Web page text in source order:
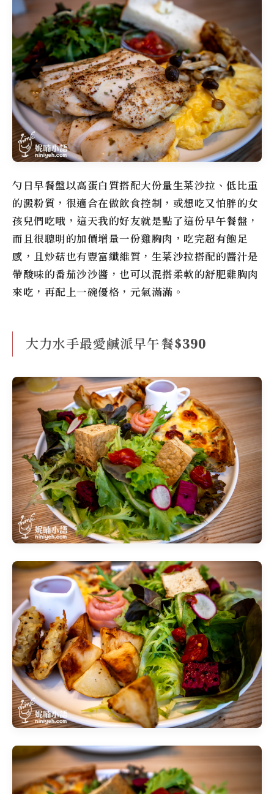
勺日早餐盤以高蛋白質搭配大份量生菜沙拉、低比重
的澱粉質，很適合在做飲食控制，或想吃又怕胖的女
孩兒們吃哦，這天我的好友就是點了這份早午餐盤，
而且很聰明的加價增量一份雞胸肉，吃完超有飽足
感，且炒菇也有豐富纖維質，生菜沙拉搭配的醬汁是
帶酸味的番茄沙沙醬，也可以混搭柔軟的舒肥雞胸肉
來吃，再配上一碗優格，元氣滿滿。
大力水手最愛鹹派早午餐$390